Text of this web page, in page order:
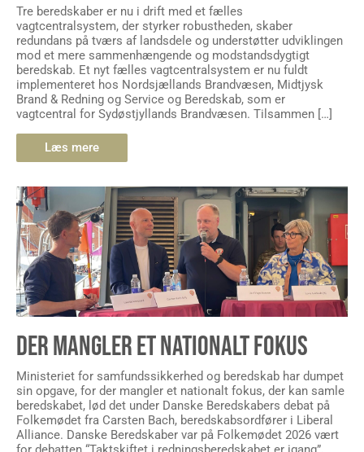
Tre beredskaber er nu i drift med et fælles
vagtcentralsystem, der styrker robustheden, skaber
redundans på tværs af landsdele og understøtter udviklingen
mod et mere sammenhængende og modstandsdygtigt
beredskab. Et nyt fælles vagtcentralsystem er nu fuldt
implementeret hos Nordsjællands Brandvæsen, Midtjysk
Brand & Redning og Service og Beredskab, som er
vagtcentral for Sydøstjyllands Brandvæsen. Tilsammen […]
Læs mere
DER MANGLER ET NATIONALT FOKUS
Ministeriet for samfundssikkerhed og beredskab har dumpet
sin opgave, for der mangler et nationalt fokus, der kan samle
beredskabet, lød det under Danske Beredskabers debat på
Folkemødet fra Carsten Bach, beredskabsordfører i Liberal
Alliance. Danske Beredskaber var på Folkemødet 2026 vært